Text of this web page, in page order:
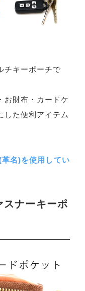
チキーポーチで
お財布・カードケ
した便利アイテム
名)を使用してい
スナーキーポ